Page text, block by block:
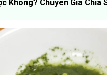
Không? Chuyên Gia Chia